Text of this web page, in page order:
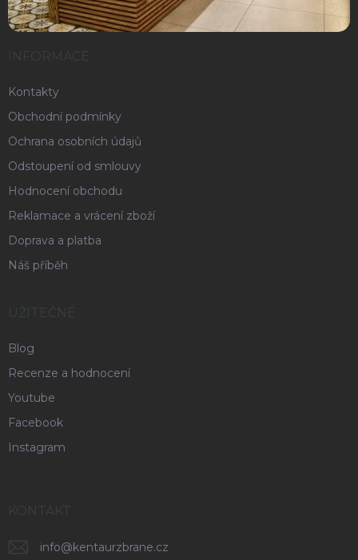
INFORMACE
Kontakty
Obchodní podmínky
Ochrana osobních údajů
Odstoupení od smlouvy
Hodnocení obchodu
Reklamace a vrácení zboží
Doprava a platba
Náš příběh
UŽITEČNÉ
Blog
Recenze a hodnocení
Youtube
Facebook
Instagram
KONTAKT
info@kentaurzbrane.cz